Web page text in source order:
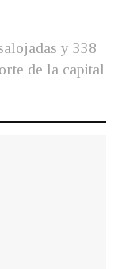
y 338
de la capital